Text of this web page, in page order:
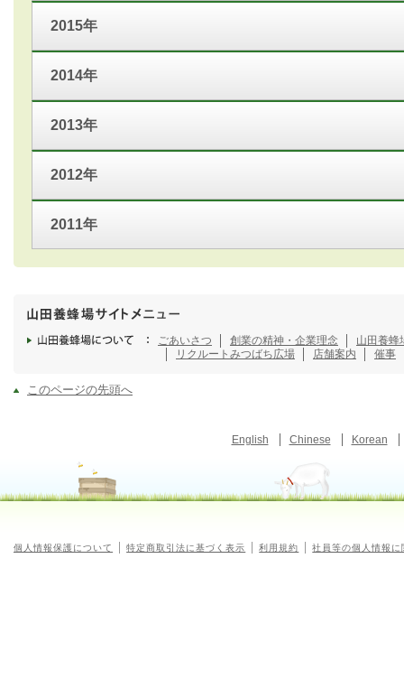
2015年
2014年
2013年
2012年
2011年
ごあいさつ 創業の精神・企業理念
山田養蜂
リクルート みつばち広場 店舗案内 催事
このページの先頭へ
English Chinese Korean
個人情報保護について 特定商取引法に基づく表示 利用規約 社員等の個人情報